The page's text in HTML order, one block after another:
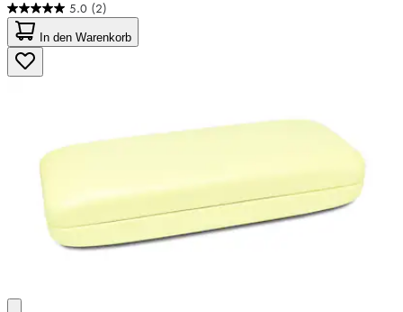
5.0 (2)
5.0
von
5
Sternen.
2
In den Warenkorb